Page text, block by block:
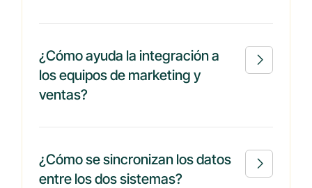
¿Cómo ayuda la integración a
los equipos de marketing y
ventas?

¿Cómo se sincronizan los datos
entre los dos sistemas?
